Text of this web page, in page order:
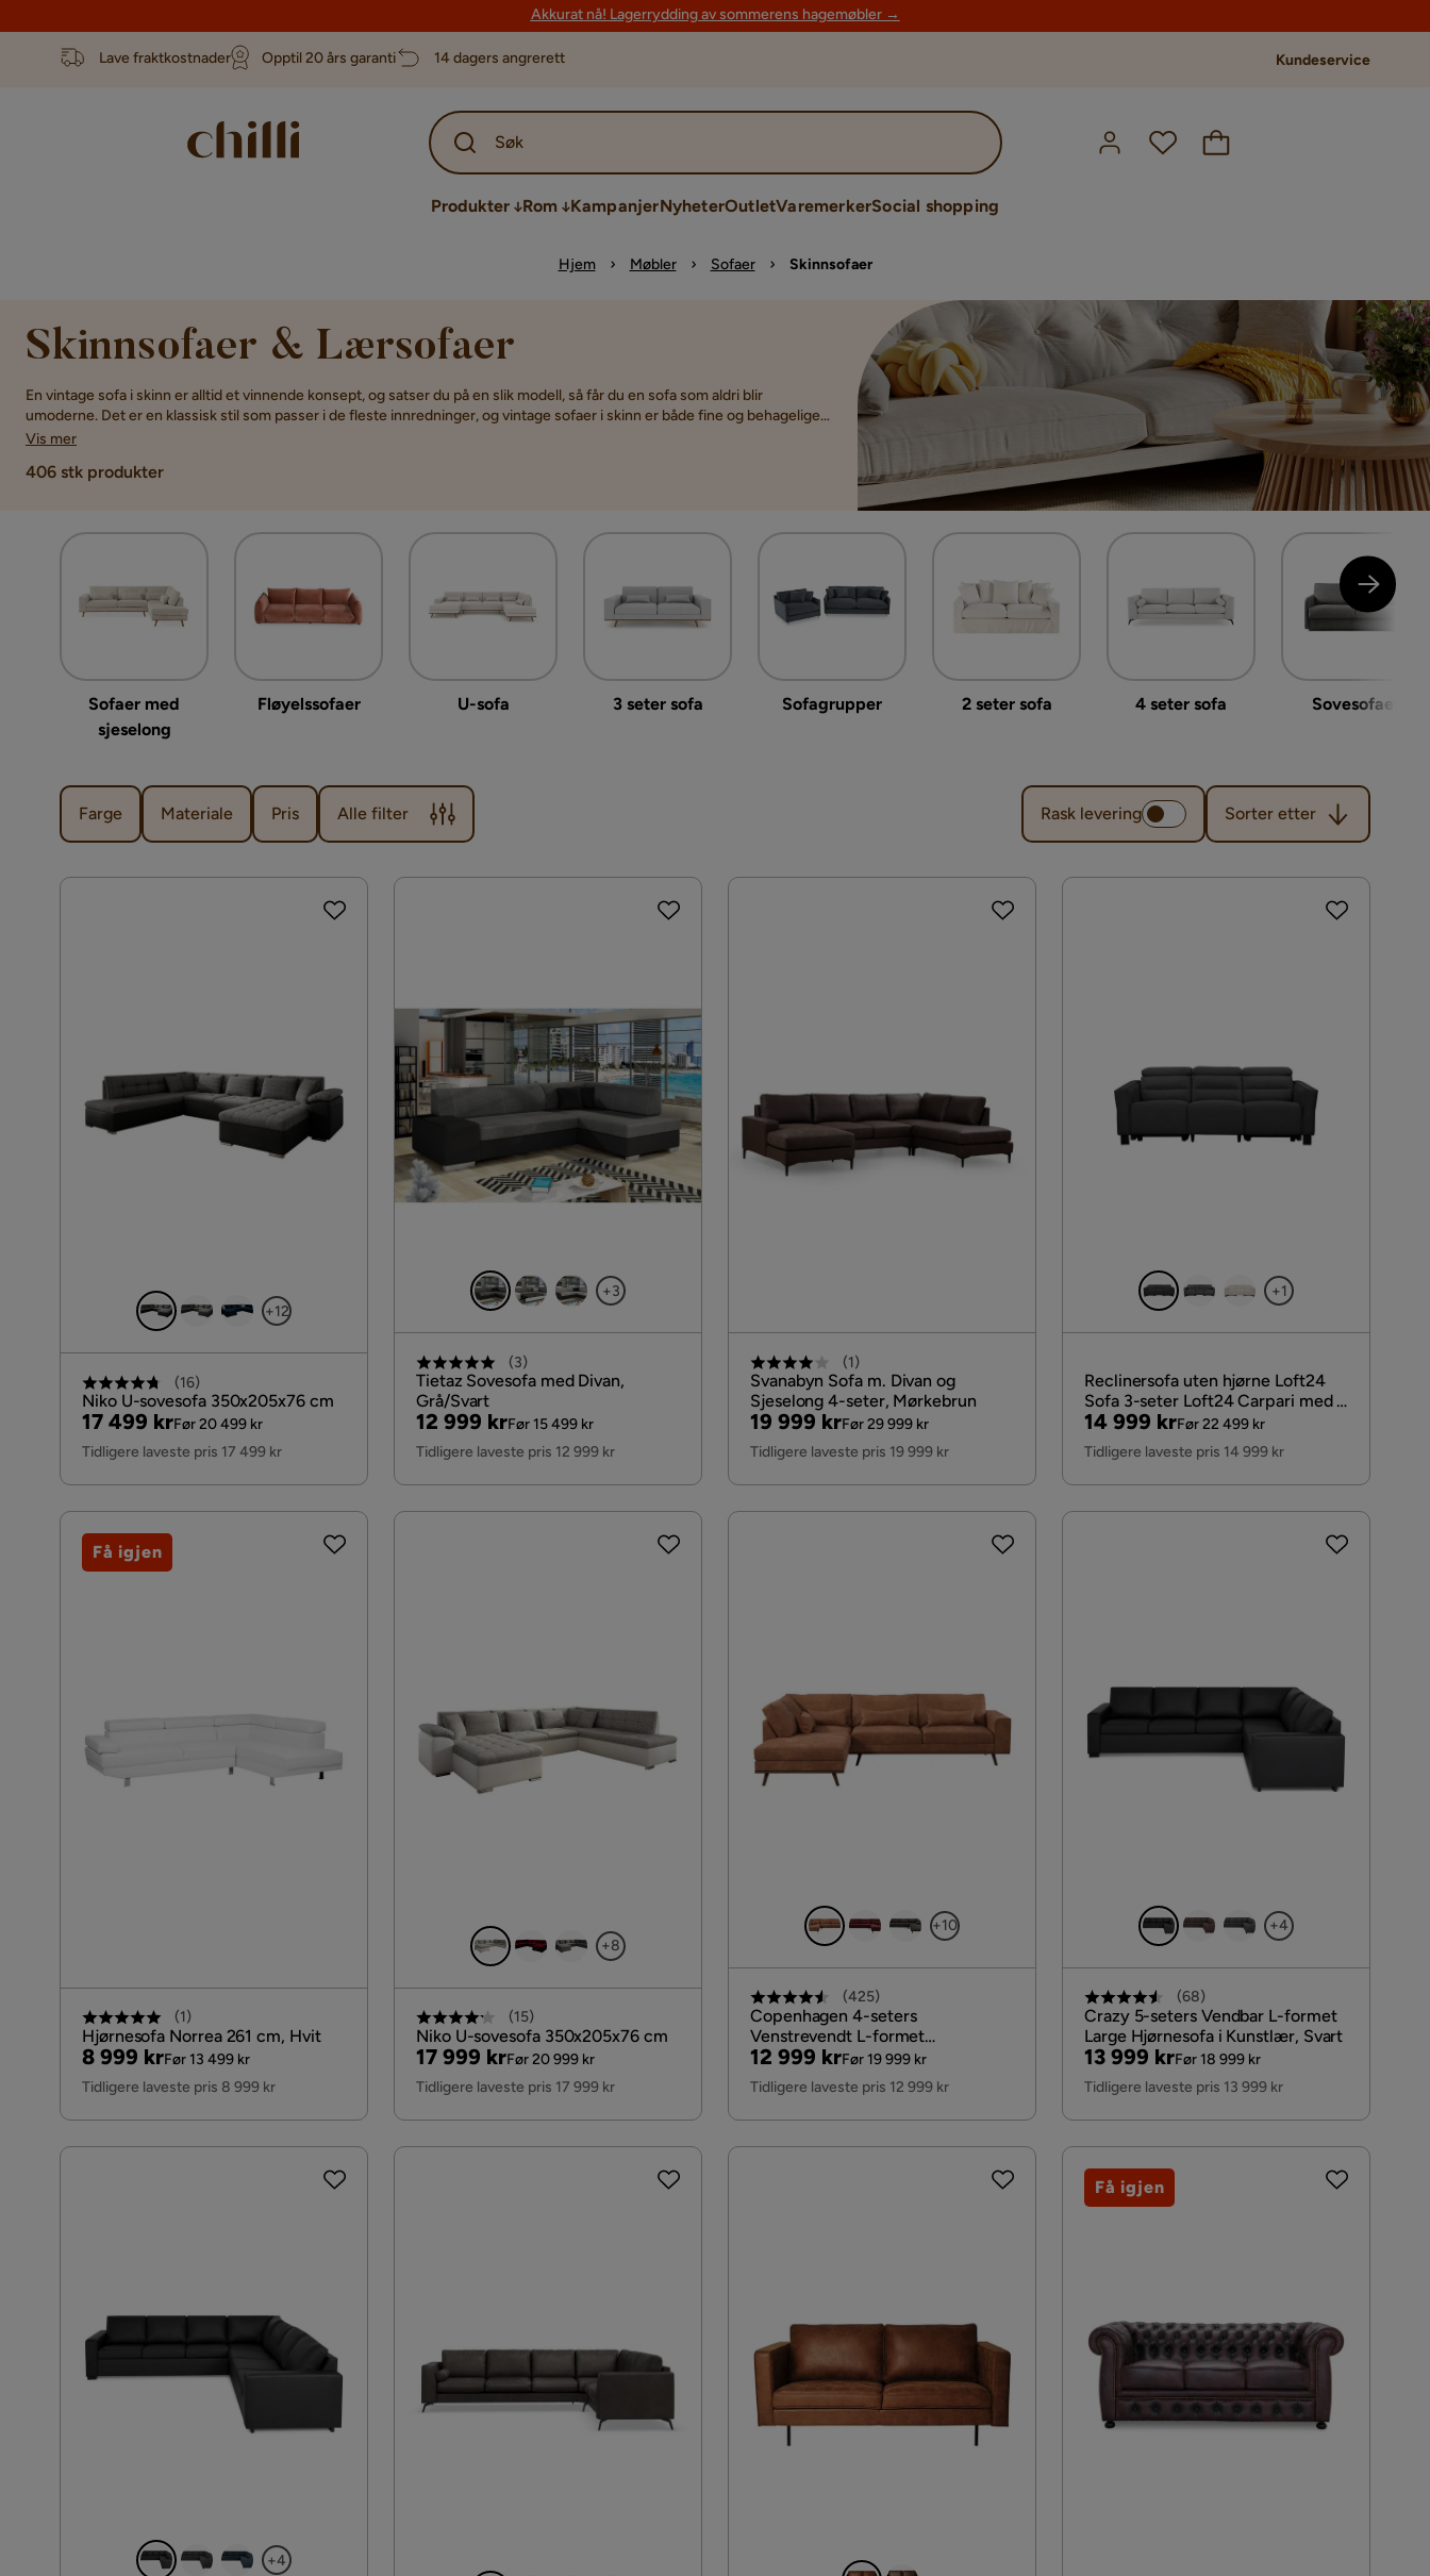
Akkurat nå! Lagerrydding av sommerens hagemøbler →
Lave fraktkostnader Opptil 20 års garanti 14 dagers angrerett Kundeservice
Søk
Produkter Rom KampanjerNyheterOutletVaremerkerSocial shopping
Hjem Møbler Sofaer Skinnsofaer
Skinnsofaer & Lærsofaer
En vintage sofa i skinn er alltid et vinnende konsept, og satser du på en slik modell, så får du en sofa som aldri blir
umoderne. Det er en klassisk stil som passer i de fleste innredninger, og vintage sofaer i skinn er både fine og behagelige.
En skinnsofa gir din innredning en følelse som er rustikk samtidig som den er myk, og som er moderne samtidig som den
Vis mer
406 stk produkter
Sofaer med
sjeselong
Fløyelssofaer U-sofa 3 seter sofa Sofagrupper 2 seter sofa 4 seter sofa Sovesofaer
Farge Materiale Pris Alle filter Rask levering
Sorter etter
Sorter etter
+12
(16)
Niko U-sovesofa 350x205x76 cm
Pris
17 499 kr
Original
Pris
Før 20 499 kr
Tidligere laveste pris 17 499 kr
+3
(3)
Tietaz Sovesofa med Divan,
Grå/Svart
Pris
12 999 kr
Original
Pris
Før 15 499 kr
Tidligere laveste pris 12 999 kr
(1)
Svanabyn Sofa m. Divan og
Sjeselong 4-seter, Mørkebrun
Pris
19 999 kr
Original
Pris
Før 29 999 kr
Tidligere laveste pris 19 999 kr
+1
Reclinersofa uten hjørne Loft24
Sofa 3-seter Loft24 Carpari med 2
elektriske reclinere Grå Belfast-
stoff
Pris
14 999 kr
Original
Pris
Før 22 499 kr
Tidligere laveste pris 14 999 kr
(1)
Hjørnesofa Norrea 261 cm, Hvit
Pris
8 999 kr
Original
Pris
Før 13 499 kr
Tidligere laveste pris 8 999 kr
Få igjen
+8
(15)
Niko U-sovesofa 350x205x76 cm
Pris
17 999 kr
Original
Pris
Før 20 999 kr
Tidligere laveste pris 17 999 kr
+10
(425)
Copenhagen 4-seters
Venstrevendt L-formet
Sjeselongsofa i Kunstlær, Brun
Pris
12 999 kr
Original
Pris
Før 19 999 kr
Tidligere laveste pris 12 999 kr
+4
(68)
Crazy 5-seters Vendbar L-formet
Large Hjørnesofa i Kunstlær, Svart
Pris
13 999 kr
Original
Pris
Før 18 999 kr
Tidligere laveste pris 13 999 kr
+4
Få igjen